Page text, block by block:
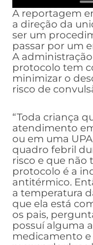
A reportagem
a direção da
ser um
passar por um
A
protocolo tem
minimizar o
risco de
“Toda criança
atendimento
ou em uma
quadro febril
risco e que não
protocolo é a
antitérmico.
a temperatura
que ela está
os pais,
possuí alguma
medicamento e